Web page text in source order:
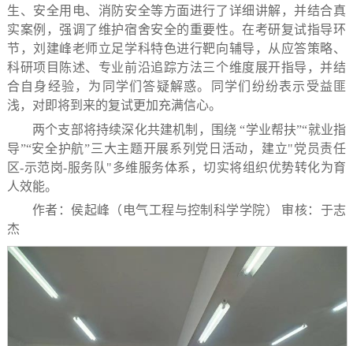
生、安全用电、消防安全等方面进行了详细讲解，并结合真
实案例，强调了维护宿舍安全的重要性。在考研复试指导环
节，刘建峰老师立足学科特色进行靶向辅导，从应答策略、
科研项目陈述、专业前沿追踪方法三个维度展开指导，并结
合自身经验，为同学们答疑解惑。同学们纷纷表示受益匪
浅，对即将到来的复试更加充满信心。
两个支部将持续深化共建机制，围绕 “学业帮扶”“就业指
导”“安全护航”三大主题开展系列党日活动，建立"党员责任
区-示范岗-服务队"多维服务体系，切实将组织优势转化为育
人效能。
作者：侯起峰（电气工程与控制科学学院） 审核：于志
杰